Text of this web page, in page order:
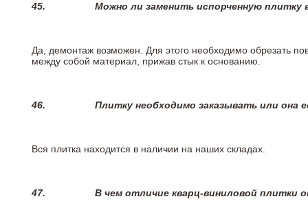
45. Можно ли заменить испорченную плитку
Да, демонтаж возможен. Для этого необходимо обрезать
между собой материал, прижав стык к основанию.
46. Плитку необходимо заказывать или она
Вся плитка находится в наличии на наших складах.
47. В чем отличие кварц-виниловой плитки